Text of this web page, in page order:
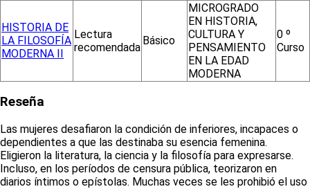
HISTORIA DE
LA FILOSOFÍA
MODERNA II
Lectura
recomendada
Básico
MICROGRADO
EN HISTORIA,
CULTURA Y
PENSAMIENTO
EN LA EDAD
MODERNA
0 º
Curso
Reseña
Las mujeres desafiaron la condición de inferiores, incapaces o
dependientes a que las destinaba su esencia femenina.
Eligieron la literatura, la ciencia y la filosofía para expresarse.
Incluso, en los períodos de censura pública, teorizaron en
diarios íntimos o epístolas. Muchas veces se les prohibió el uso